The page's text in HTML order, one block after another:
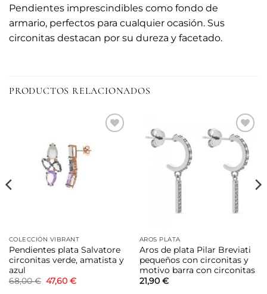
Pendientes imprescindibles como fondo de
armario, perfectos para cualquier ocasión. Sus
circonitas destacan por su dureza y facetado.
PRODUCTOS RELACIONADOS
COLECCIÓN VIBRANT
Pendientes plata Salvatore
circonitas verde, amatista y
azul
68,00€ El
precio
47,60 €El
Añadir
a la
lista de
deseos
AROS PLATA
Aros de plata Pilar Breviati
pequeños con circonitas y
motivo barra con circonitas
21,90 €